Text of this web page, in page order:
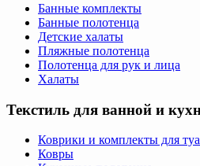
Банные комплекты
Банные полотенца
Детские халаты
Пляжные полотенца
Полотенца для рук и лица
Халаты
Текстиль для ванной и
Коврики и комплекты для
Ковры